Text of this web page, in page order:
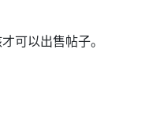
可以出售帖子。